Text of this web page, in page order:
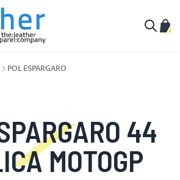
POL ESPARGARO
44
MOTOGP